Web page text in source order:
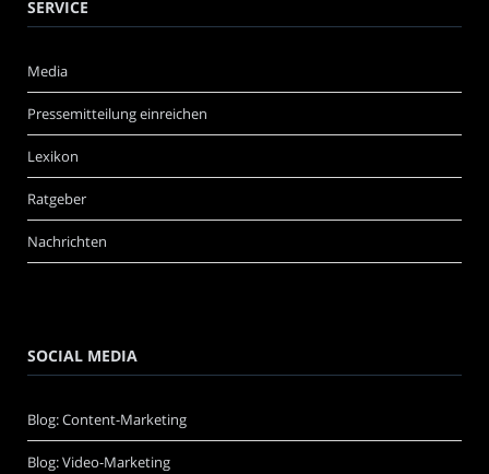
SERVICE
Media
Pressemitteilung einreichen
Lexikon
Ratgeber
Nachrichten
SOCIAL MEDIA
Blog: Content-Marketing
Blog: Video-Marketing